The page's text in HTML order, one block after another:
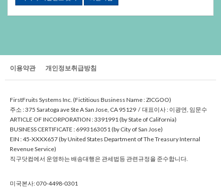
이용약관 개인정보취급방침
FirstFruitsSystemsInc.(FictitiousBusinessName:ZICGOO)
주소:375SaratogaaveSteASanJose,CA95129/대표이사:이광연,임문수
ARTICLEOFINCORPORATION:3391991(byStateofCalifornia)
BUSINESSCERTIFICATE:6993163051(byCityofSanJose)
EIN:45-XXXX657(byUnitedStatesDepartmentofTheTreasuryInternal
RevenueService)
직구닷컴에서운영하는배송대행은관세법등관련규정을준수합니다.
미국본사:070-4498-0301